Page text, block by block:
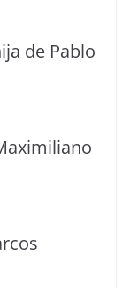
de Pablo